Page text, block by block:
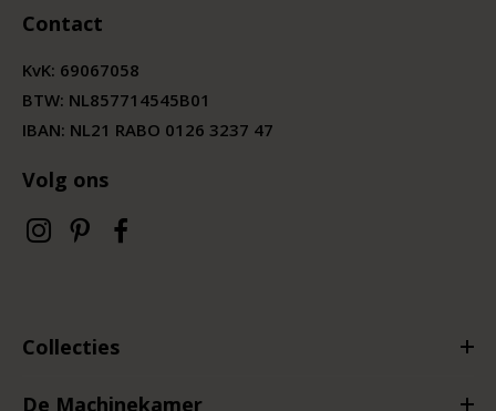
Contact
KvK: 69067058
BTW: NL857714545B01
IBAN: NL21 RABO 0126 3237 47
Volg ons
Collecties
De Machinekamer